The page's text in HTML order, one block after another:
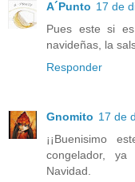
A´Punto 17 de
Pues este si
navideñas, la
Responder
Gnomito 17 de
¡¡Buenisimo
congelador,
Navidad.